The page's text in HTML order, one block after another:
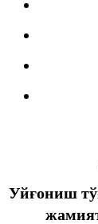
Уйғониш